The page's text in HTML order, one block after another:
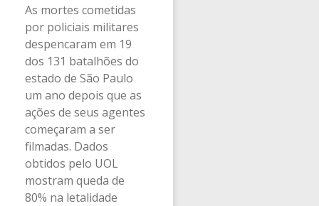
As mortes cometidas
por policiais militares
despencaram em 19
dos 131 batalhões do
estado de São Paulo
um ano depois que as
ações de seus agentes
começaram a ser
filmadas. Dados
obtidos pelo UOL
mostram queda de
80% na letalidade